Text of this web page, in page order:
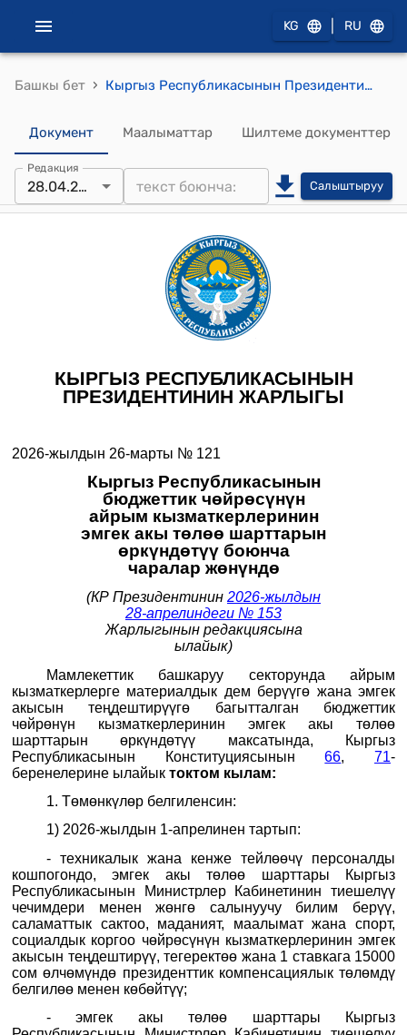
KG RU
Башкы бет › Кыргыз Республикасынын Президентинин 2026-жылдын 26-мартындагы № 121 "Кыргыз Республикасынын бюджеттик чөйрөсүнүн айрым кызматкерлеринин эмгек акы төлөө шарттарын өркүндөтүү боюнча чаралар жөнүндө" Жарлыгы
Документ Маалыматтар Шилтеме документтер
Редакция
28.04.2026 Салыштыруу